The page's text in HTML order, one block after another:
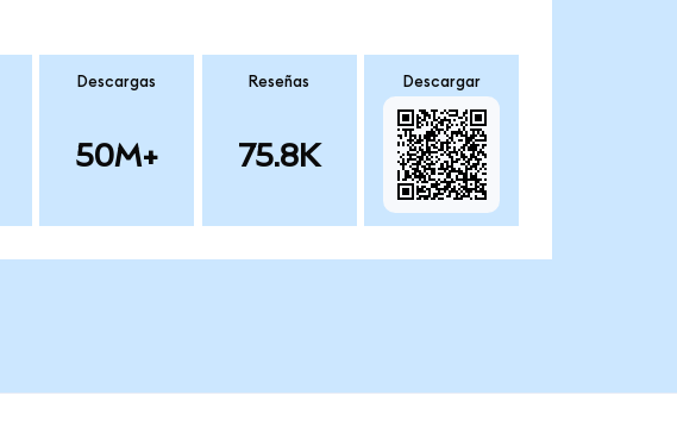
Descargas
50M+
Reseñas
75.8K
Descargar